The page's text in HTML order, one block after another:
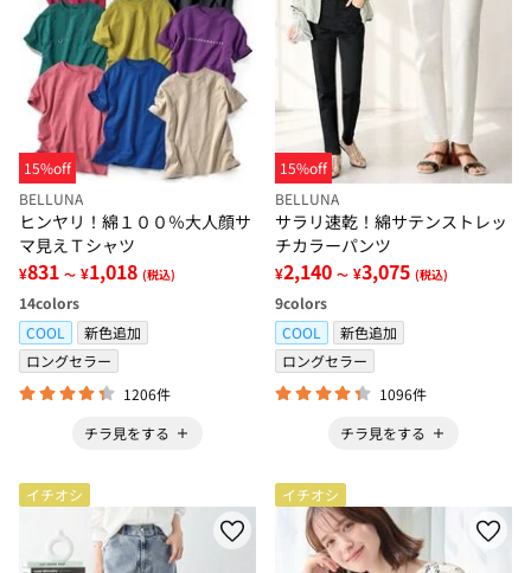
15%off
BELLUNA
ヒンヤリ！綿１００％大人顔サ
マ見えＴシャツ
¥831 ～ ¥1,018 (税込)
14colors
COOL
新色追加
ロングセラー
1206件
チラ見をする
15%off
BELLUNA
サラリ速乾！綿サテンストレッ
チカラーパンツ
¥2,140 ～ ¥3,075 (税込)
9colors
COOL
新色追加
ロングセラー
1096件
チラ見をする
イチオシ イチオシ